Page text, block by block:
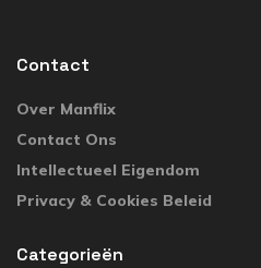
Contact
Over Manflix
Contact Ons
Intellectueel Eigendom
Privacy & Cookies Beleid
Categorieën